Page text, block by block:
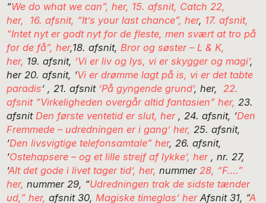
“We do what we can”, her, 15. afsnit, Catch 22,
her,
16. afsnit, “It’s your last chance”, her, 17. afsnit,
“Intet nyt er godt nyt for de fleste, men svært at tro på
for de få”, her,18. afsnit,Bror og søster – L & K,
her, 19. afsnit, ’Vi er liv og lys, vi er skygger og magi’,
her 20. afsnit, ‘Vi er drømme lagt på is, vi er det tabte
paradis’ , 21. afsnit ’På gyngende grund’, her,22.
afsnit “Virkeligheden overgår altid fantasien” her, 23.
afsnitDen første ventetid er slut, her, 24. afsnit, ‘Den
Fremmede – udredningen er i gang’ her, 25. afsnit,
‘Den livsvigtige telefonsamtale” her, 26. afsnit,
‘Ostehapsere – og et lille strejf af lykke’, her, nr. 27,
‘Alt det gode i livet tager tid’, her, nummer28, “F….”
her, nummer 29, “Udredningen trak de sidste tænder
ud,” her, afsnit 30,Magiske timeglas’ herAfsnit 31, “A